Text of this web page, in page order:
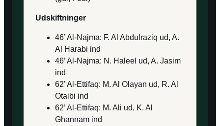
Udskiftninger
46’ Al-Najma: F. Al Abdulraziq ud, A.
Al Harabi ind
46’ Al-Najma: N. Haleel ud, A. Jasim
ind
62’ Al-Ettifaq: M. Al Olayan ud, R. Al
Otaibi ind
62’ Al-Ettifaq: M. Ali ud, K. Al
Ghannam ind